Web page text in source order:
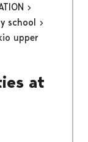
school
upper
at